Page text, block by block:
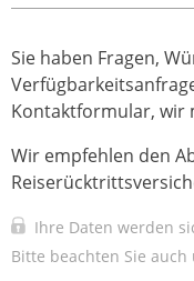
Sie haben Fragen,
Kontaktformular, wir
Wir empfehlen den
Ihre Daten werden
Bitte beachten Sie auch